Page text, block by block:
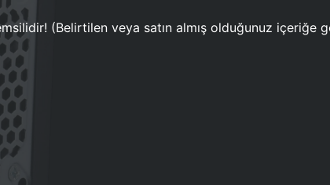
(Belirtilen veya satın almış olduğunuz içeriğe